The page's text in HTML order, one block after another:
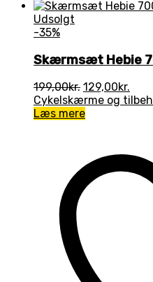
Udsolgt
-35%
Skærmsæt Hebie
199,00kr. Den
oprindelige
pris
129,00kr.
Cykelskærme og
Læs mere